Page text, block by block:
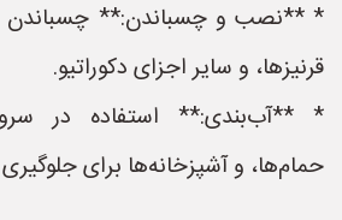
* **نصب و چسباندن:** چسباندن
قرنیزها، و سایر اجزای دکوراتیو.
* **آب‌بندی:** استفاده در
حمام‌ها، و آشپزخانه‌ها برای